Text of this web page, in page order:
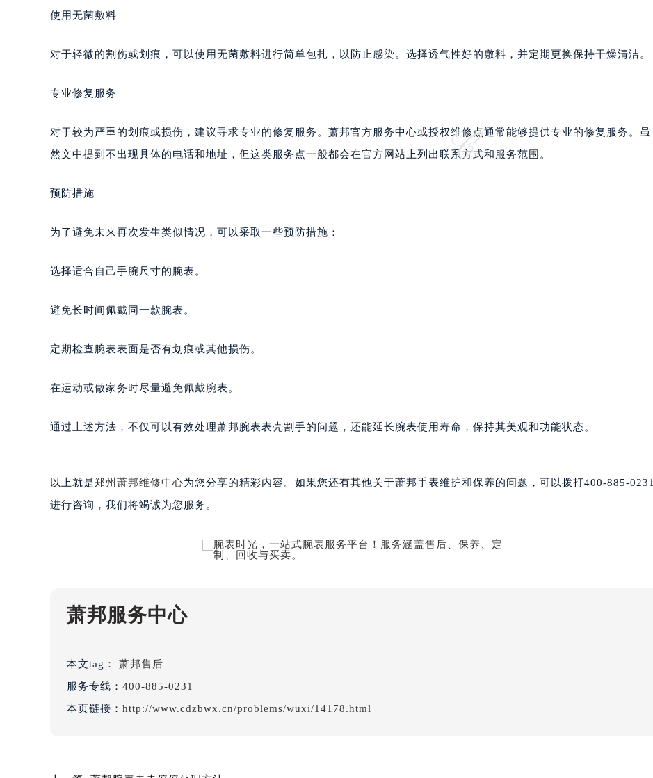
台州市椒江区东海大道1800号腾达中心东1幢20楼2002室（需提前预约）
黑龙江省大庆市萨尔图区会战大街萧邦售后服务中心（需提前预约）
黑龙江省鹤岗市向阳区红军路萧邦售后服务中心（需提前预约）
黑龙江省牡丹江市东安区太平路萧邦售后服务中心（需提前预约）
黑龙江省齐齐哈尔市龙沙区龙华路萧邦售后服务中心（需提前预约）
黑龙江省绥化市北林区新华街与康庄路交叉口萧邦售后服务中心（需提前预约）
吉林省白城市洮北区明仁南街萧邦售后服务中心（需提前预约）
吉林省吉林市船营区河南街萧邦售后服务中心（需提前预约）
吉林省梅河口市新华街道梅河大街萧邦售后服务中心（需提前预约）
吉林省通化市东昌区环通乡江南大街萧邦售后服务中心（需提前预约）
吉林省延边市延吉市解放路萧邦售后服务中心（需提前预约）
辽宁省本溪市平山区胜利路萧邦售后服务中心（需提前预约）
辽宁省抚顺市新抚区东一路萧邦售后服务中心（需提前预约）
辽宁省阜新市海州区解放大街萧邦售后服务中心（需提前预约）
辽宁省锦州市古塔区中央大街萧邦售后服务中心（需提前预约）
辽宁省辽阳市白塔区新运大街萧邦售后服务中心（需提前预约）
辽宁省盘锦市兴隆台区石油大街萧邦售后服务中心（需提前预约）
使用无菌敷料
对于轻微的割伤或划痕，可以使用无菌敷料进行简单包扎，以防止感染。选择透气性好的敷料，并定期更换保持干燥清洁。
专业修复服务
对于较为严重的划痕或损伤，建议寻求专业的修复服务。萧邦官方服务中心或授权维修点通常能够提供专业的修复服务。虽
然文中提到不出现具体的电话和地址，但这类服务点一般都会在官方网站上列出联系方式和服务范围。
预防措施
为了避免未来再次发生类似情况，可以采取一些预防措施：
选择适合自己手腕尺寸的腕表。
避免长时间佩戴同一款腕表。
定期检查腕表表面是否有划痕或其他损伤。
在运动或做家务时尽量避免佩戴腕表。
通过上述方法，不仅可以有效处理萧邦腕表表壳割手的问题，还能延长腕表使用寿命，保持其美观和功能状态。
以上就是郑州萧邦维修中心为您分享的精彩内容。如果您还有其他关于萧邦手表维护和保养的问题，可以拨打400-885-0231
进行咨询，我们将竭诚为您服务。
萧邦服务中心
本文tag： 萧邦售后
服务专线： 400-885-0231
本页链接： http://www.cdzbwx.cn/problems/wuxi/14178.html